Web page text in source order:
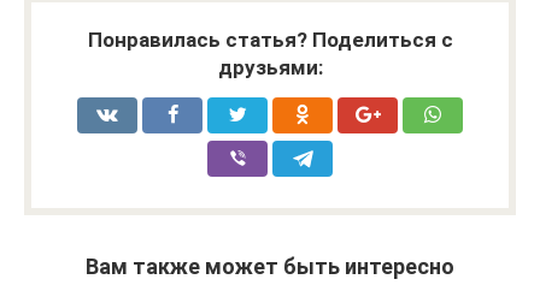
Понравилась статья? Поделиться с
друзьями:
Вам также может быть интересно